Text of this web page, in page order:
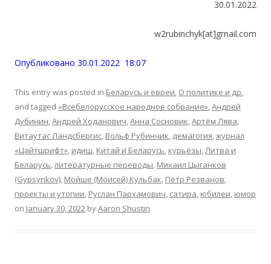
30.01.2022
w2rubinchyk[at]gmail.com
Опубликовано 30.01.2022 18:07
This entry was posted in Беларусь и евреи, О политике и др.
and tagged «Всебелорусское народное собрание»,Андрей
Дубинин,Андрей Ходанович,Анна Сосновик,Артём Лява,
Витаутас Ландсбергис, Вольф Рубинчик, демагогия,журнал
«Цайтшрифт», идиш, Китай и Беларусь, курьёзы,Литва и
Беларусь,литературные переводы, Михаил Цыганков
(Gypsynkov), Мойше (Моиcей) Кульбак, Пётр Резванов,
проекты и утопии, Руслан Пархамович, сатира, юбилеи, юмор
on January 30, 2022 byAaron Shustin.